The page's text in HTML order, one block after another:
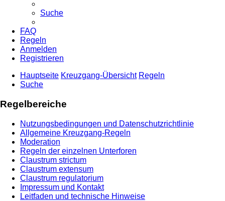
Suche
FAQ
Regeln
Anmelden
Registrieren
Hauptseite Kreuzgang-Übersicht Regeln
Suche
Regelbereiche
Nutzungsbedingungen und Datenschutzrichtlinie
Allgemeine Kreuzgang-Regeln
Moderation
Regeln der einzelnen Unterforen
Claustrum strictum
Claustrum extensum
Claustrum regulatorium
Impressum und Kontakt
Leitfaden und technische Hinweise